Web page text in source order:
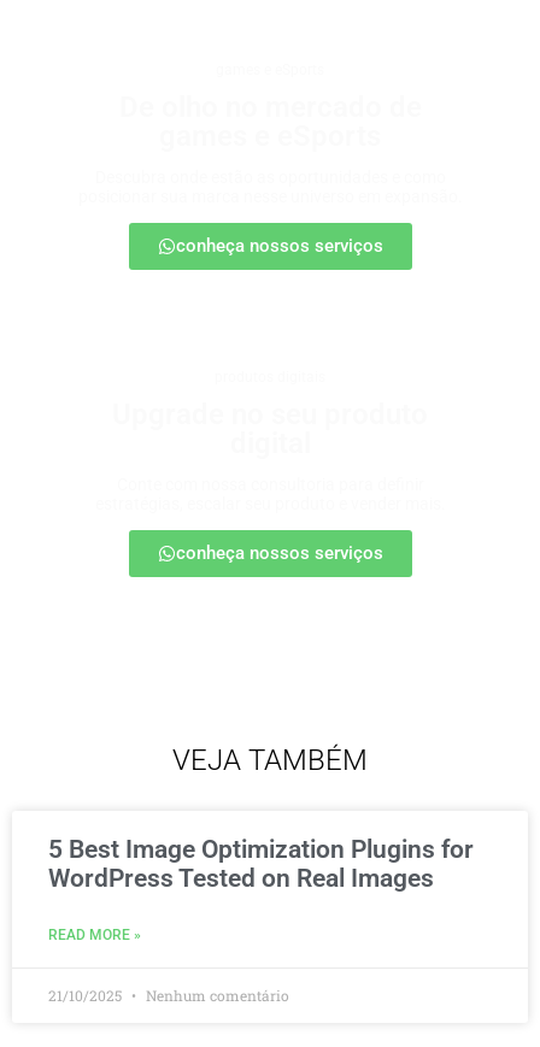
conheça nossos serviços
conheça nossos serviços
VEJA TAMBÉM
5 Best Image Optimization Plugins for
WordPress Tested on Real Images
READ MORE »
21/10/2025 Nenhum comentário